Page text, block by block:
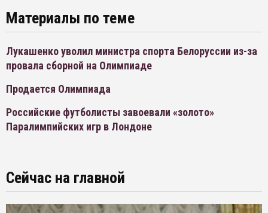
Материалы по теме
Лукашенко уволил министра спорта Белоруссии из-за
провала сборной на Олимпиаде
Продается Олимпиада
Российские футболисты завоевали «золото»
Паралимпийских игр в Лондоне
Сейчас на главной